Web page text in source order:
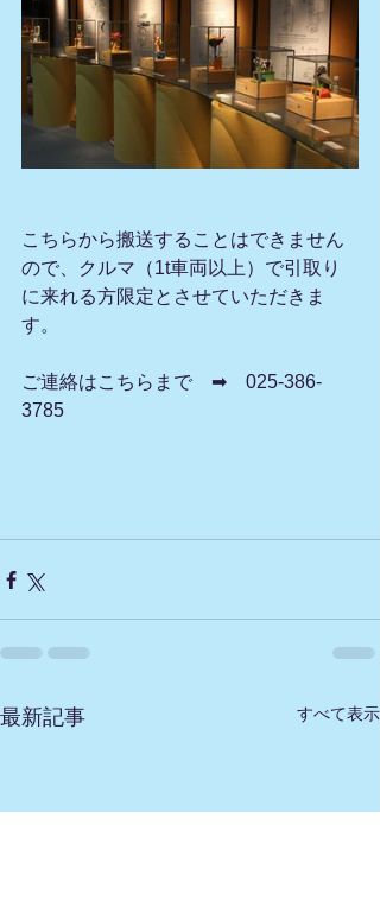
こちらから搬送することはできません
ので、クルマ（1t車両以上）で引取り
に来れる方限定とさせていただきま
す。
ご連絡はこちらまで　➡　025-386-
3785
最新記事 すべて表示